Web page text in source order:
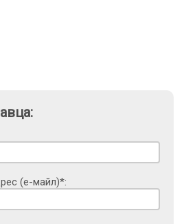
(е-майл)*: